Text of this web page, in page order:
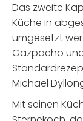
Das zweite
Küche in
umgesetzt
Gazpacho
Michael
Mit seinen